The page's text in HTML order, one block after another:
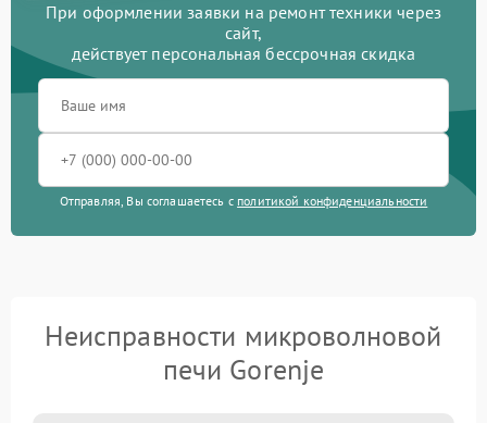
При оформлении заявки на ремонт техники через
сайт,
действует персональная бессрочная скидка
Отправляя, Вы соглашаетесь с политикой конфиденциальности
Неисправности микроволновой
печи Gorenje